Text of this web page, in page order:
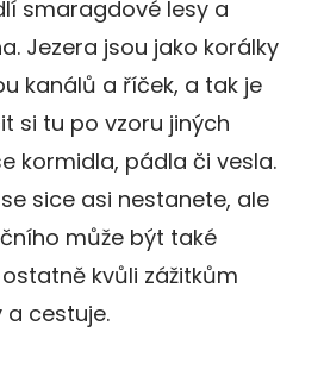
smaragdové lesy a
Jezera jsou jako korálky
kanálů a říček, a tak je
si tu po vzoru jiných
kormidla, pádla či vesla.
sice asi nestanete, ale
může být také
ostatně kvůli zážitkům
a cestuje.